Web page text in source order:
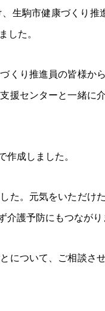
生駒市健康づくり
た。
くり推進員の皆様か
援センターと一緒に
成しました。
た。元気をいただけ
介護予防にもつなが
について、ご相談さ